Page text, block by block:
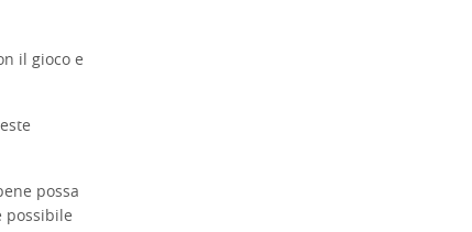
il gioco e
possa
possibile